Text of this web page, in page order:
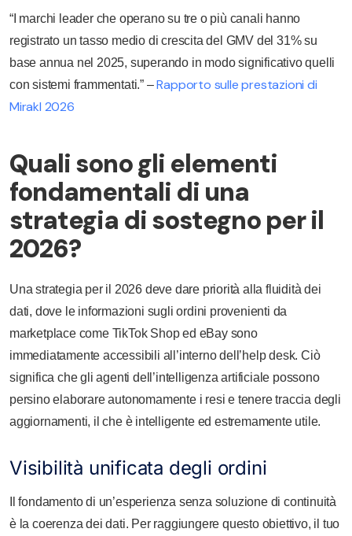
“I marchi leader che operano su tre o più canali hanno
registrato un tasso medio di crescita del GMV del 31% su
base annua nel 2025, superando in modo significativo quelli
con sistemi frammentati.” – Rapporto sulle prestazioni di
Mirakl 2026
Quali sono gli elementi
fondamentali di una
strategia di sostegno per il
2026?
Una strategia per il 2026 deve dare priorità alla fluidità dei
dati, dove le informazioni sugli ordini provenienti da
marketplace come TikTok Shop ed eBay sono
immediatamente accessibili all’interno dell’help desk. Ciò
significa che gli agenti dell’intelligenza artificiale possono
persino elaborare autonomamente i resi e tenere traccia degli
aggiornamenti, il che è intelligente ed estremamente utile.
Visibilità unificata degli ordini
Il fondamento di un’esperienza senza soluzione di continuità
è la coerenza dei dati. Per raggiungere questo obiettivo, il tuo